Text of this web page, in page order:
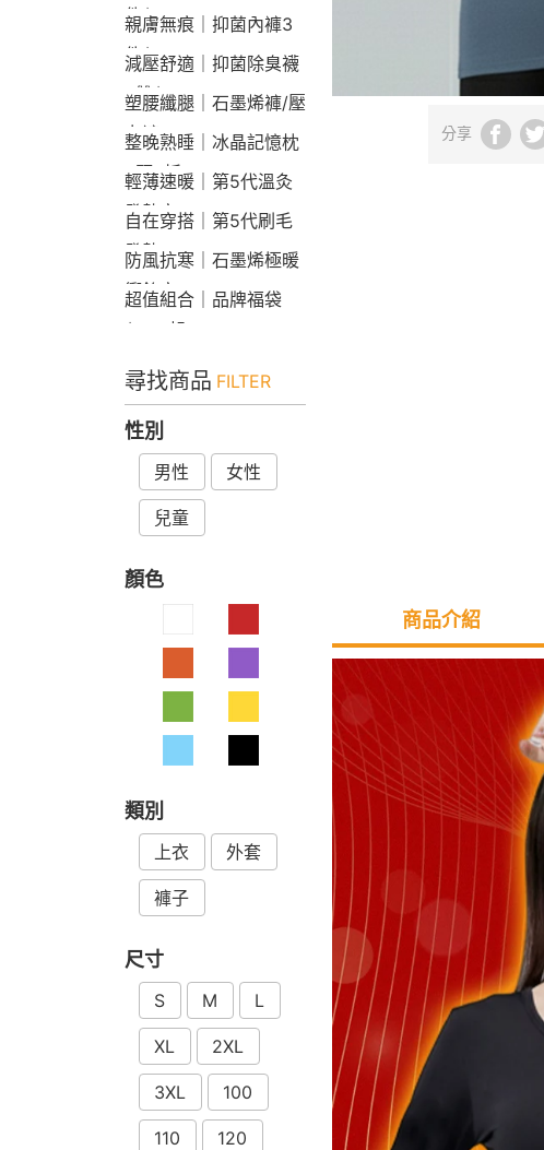
件$1290
親膚無痕｜抑菌內褲3
件$790
減壓舒適｜抑菌除臭襪
3雙$660
塑腰纖腿｜石墨烯褲/壓
力褲
整晚熟睡｜冰晶記憶枕
2顆9折
輕薄速暖｜第5代溫灸
發熱衣
自在穿搭｜第5代刷毛
發熱Bra T
防風抗寒｜石墨烯極暖
衝鋒衣
超值組合｜品牌福袋
$599起
尋找商品 FILTER
性別
男性 女性
兒童
顏色
類別
上衣 外套
褲子
尺寸
S M L
XL 2XL
3XL 100
110 120
分享
商品介紹